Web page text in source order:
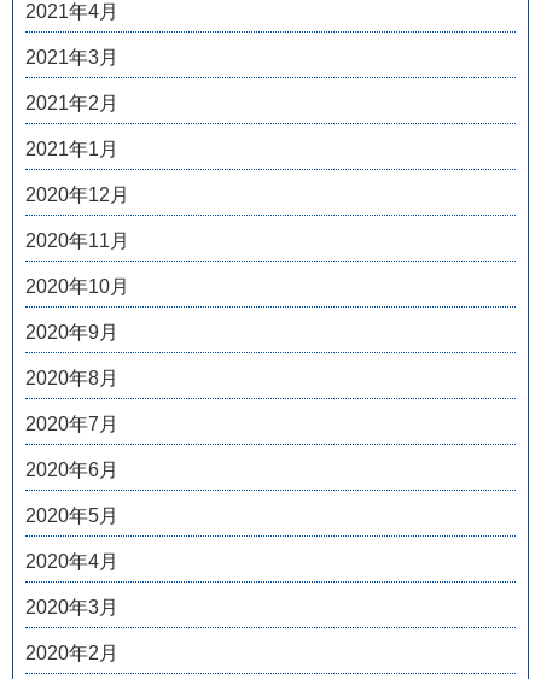
2021年4月
2021年3月
2021年2月
2021年1月
2020年12月
2020年11月
2020年10月
2020年9月
2020年8月
2020年7月
2020年6月
2020年5月
2020年4月
2020年3月
2020年2月